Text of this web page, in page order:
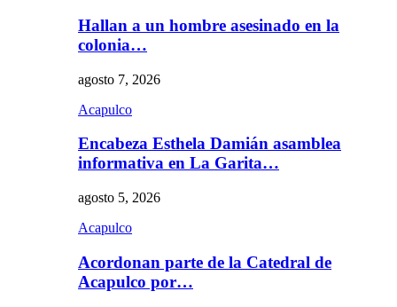
Hallan a un hombre asesinado en la
colonia…
agosto 7, 2026
Acapulco
Encabeza Esthela Damián asamblea
informativa en La Garita…
agosto 5, 2026
Acapulco
Acordonan parte de la Catedral de
Acapulco por…